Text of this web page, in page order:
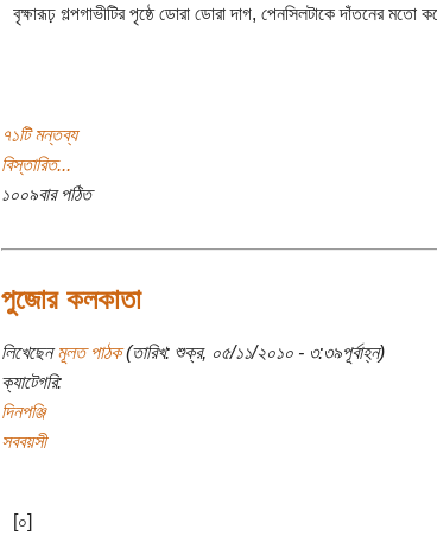
বৃক্ষারূঢ় গল্পগাভীটির পৃষ্ঠে ডোরা ডোরা দাগ, পেনসিলটাকে দাঁতনের মতো
৭১টি মন্তব্য
বিস্তারিত...
১০০৯বার পঠিত
পুজোর কলকাতা
লিখেছেনমূলত পাঠক(তারিখ: শুক্র, ০৫/১১/২০১০ - ৩:৩৯পূর্বাহ্ন)
ক্যাটেগরি:
দিনপঞ্জি
সববয়সী
[০]